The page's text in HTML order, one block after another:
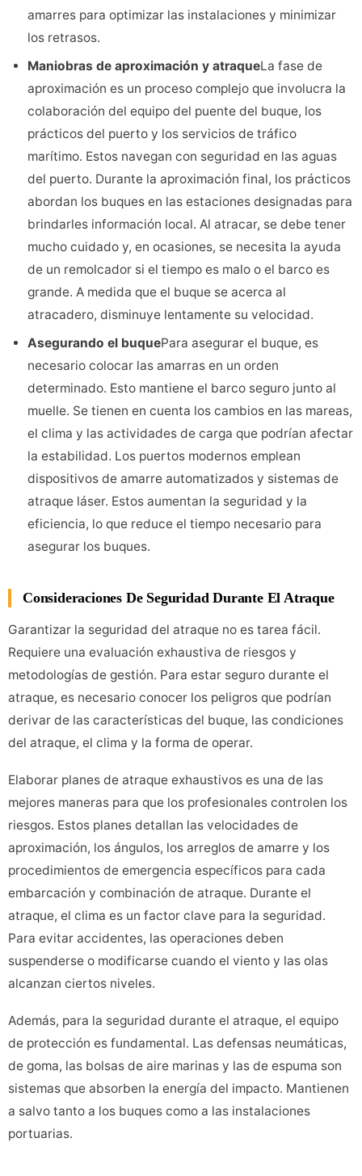
amarres para optimizar las instalaciones y minimizar
los retrasos.
Maniobras de aproximación y atraqueLa fase de
aproximación es un proceso complejo que involucra la
colaboración del equipo del puente del buque, los
prácticos del puerto y los servicios de tráfico
marítimo. Estos navegan con seguridad en las aguas
del puerto. Durante la aproximación final, los prácticos
abordan los buques en las estaciones designadas para
brindarles información local. Al atracar, se debe tener
mucho cuidado y, en ocasiones, se necesita la ayuda
de un remolcador si el tiempo es malo o el barco es
grande. A medida que el buque se acerca al
atracadero, disminuye lentamente su velocidad.
Asegurando el buquePara asegurar el buque, es
necesario colocar las amarras en un orden
determinado. Esto mantiene el barco seguro junto al
muelle. Se tienen en cuenta los cambios en las mareas,
el clima y las actividades de carga que podrían afectar
la estabilidad. Los puertos modernos emplean
dispositivos de amarre automatizados y sistemas de
atraque láser. Estos aumentan la seguridad y la
eficiencia, lo que reduce el tiempo necesario para
asegurar los buques.
Consideraciones De Seguridad Durante El Atraque
Garantizar la seguridad del atraque no es tarea fácil.
Requiere una evaluación exhaustiva de riesgos y
metodologías de gestión. Para estar seguro durante el
atraque, es necesario conocer los peligros que podrían
derivar de las características del buque, las condiciones
del atraque, el clima y la forma de operar.
Elaborar planes de atraque exhaustivos es una de las
mejores maneras para que los profesionales controlen los
riesgos. Estos planes detallan las velocidades de
aproximación, los ángulos, los arreglos de amarre y los
procedimientos de emergencia específicos para cada
embarcación y combinación de atraque. Durante el
atraque, el clima es un factor clave para la seguridad.
Para evitar accidentes, las operaciones deben
suspenderse o modificarse cuando el viento y las olas
alcanzan ciertos niveles.
Además, para la seguridad durante el atraque, el equipo
de protección es fundamental. Las defensas neumáticas,
de goma, las bolsas de aire marinas y las de espuma son
sistemas que absorben la energía del impacto. Mantienen
a salvo tanto a los buques como a las instalaciones
portuarias.